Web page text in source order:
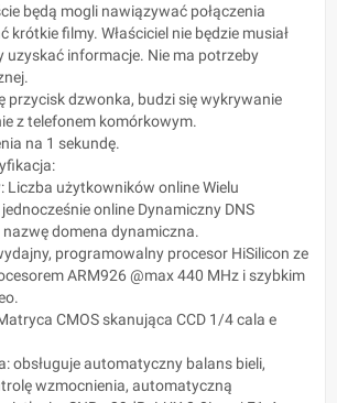
będą mogli nawiązywać połączenia
krótkie filmy. Właściciel nie będzie musiał
uzyskać informacje. Nie ma potrzeby
przycisk dzwonka, budzi się wykrywanie
z telefonem komórkowym.
na 1 sekundę.
Liczba użytkowników online Wielu
online Dynamiczny DNS
domena dynamiczna.
programowalny procesor HiSilicon ze
ARM926 @max 440 MHz i szybkim
CMOS skanująca CCD 1/4 cala e
obsługuje automatyczny balans bieli,
wzmocnienia, automatyczną